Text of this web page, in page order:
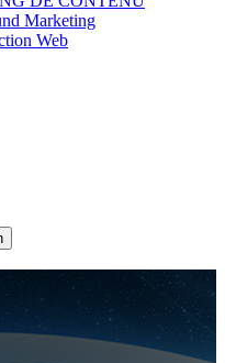
Marketing
Web